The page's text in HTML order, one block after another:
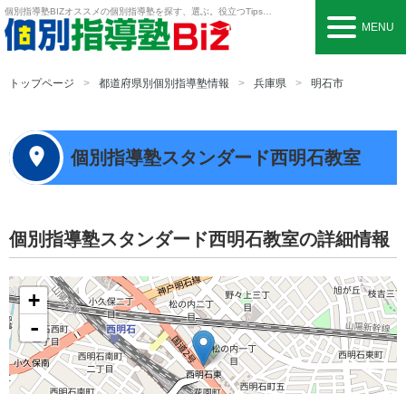
個別指導塾BIZオススメの個別指導塾を探す、選ぶ。役立つTipsも。
MENU
トップページ 都道府県別個別指導塾情報 兵庫県 明石市
個別指導塾スタンダード西明石教室
個別指導塾スタンダード西明石教室の詳細情報
+
-